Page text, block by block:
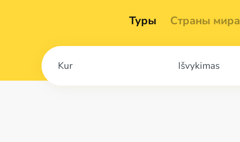
Туры Страны мира
Išvykimas